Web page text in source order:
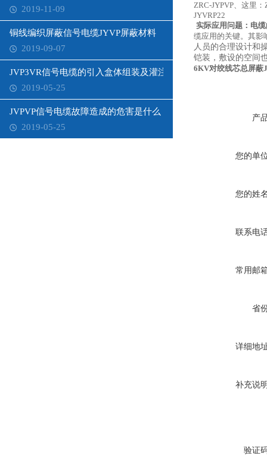
2019-11-09
铜线编织屏蔽信号电缆JYVP屏蔽材料
2019-09-07
JVP3VR信号电缆的引入盒体组装及灌注密封胶和膨胀胶
2019-05-25
JVPVP信号电缆故障造成的危害是什么
2019-05-25
ZRC-JYPVP、这里
JYVRP22
实际应用问题：电
缆应用的关键。其影
人员的合理设计和
铠装，敷设的空间
6KV对绞线芯总屏蔽
产
您的单
您的姓
联系电
常用邮
省
详细地
补充说
验证